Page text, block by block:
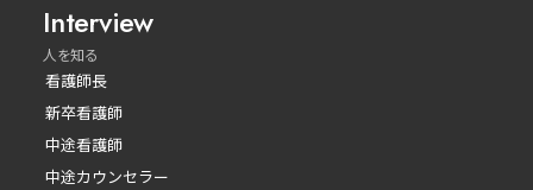
Interview
人を知る
看護師長
新卒看護師
中途看護師
中途カウンセラー